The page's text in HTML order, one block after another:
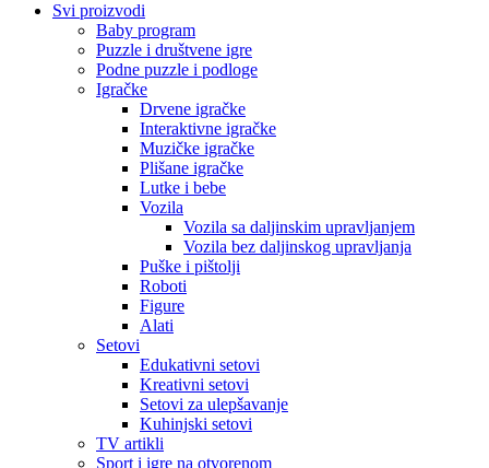
Svi proizvodi
Baby program
Puzzle i društvene igre
Podne puzzle i podloge
Igračke
Drvene igračke
Interaktivne igračke
Muzičke igračke
Plišane igračke
Lutke i bebe
Vozila
Vozila sa daljinskim upravljanjem
Vozila bez daljinskog upravljanja
Puške i pištolji
Roboti
Figure
Alati
Setovi
Edukativni setovi
Kreativni setovi
Setovi za ulepšavanje
Kuhinjski setovi
TV artikli
Sport i igre na otvorenom